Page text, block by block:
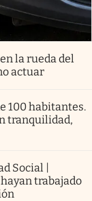
la rueda del
actuar
100 habitantes.
tranquilidad,
Social |
trabajado